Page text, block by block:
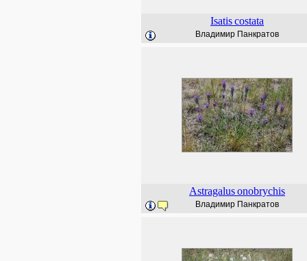
Isatiscostata
Владимир Панкратов
Astragalusonobrychis
Владимир Панкратов